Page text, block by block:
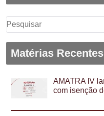
Pesquisar
por:
Matérias Recentes
AMATRA IV
com isenção